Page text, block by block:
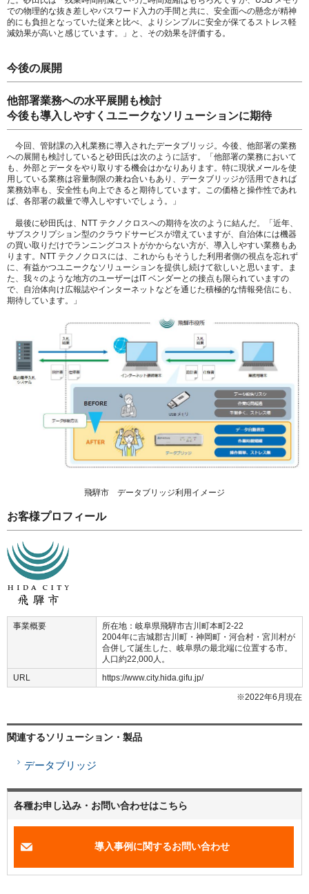
での物理的な抜き差しやパスワード入力の手間と共に、安全面への懸念が精神
的にも負担となっていた従来と比べ、よりシンプルに安全が保てるストレス軽
減効果が高いと感じています。」と、その効果を評価する。
今後の展開
他部署業務への水平展開も検討
今後も導入しやすくユニークなソリューションに期待
今回、管財課の入札業務に導入されたデータブリッジ。今後、他部署の業務
への展開も検討していると砂田氏は次のように話す。「他部署の業務において
も、外部とデータをやり取りする機会はかなりあります。特に現状メールを使
用している業務は容量制限の兼ね合いもあり、データブリッジが活用できれば
業務効率も、安全性も向上できると期待しています。この価格と操作性であれ
ば、各部署の裁量で導入しやすいでしょう。」
最後に砂田氏は、NTT テクノクロスへの期待を次のように結んだ。「近年、
サブスクリプション型のクラウドサービスが増えていますが、自治体には機器
の買い取りだけでランニングコストがかからない方が、導入しやすい業務もあ
ります。NTT テクノクロスには、これからもそうした利用者側の視点を忘れず
に、有益かつユニークなソリューションを提供し続けて欲しいと思います。ま
た、我々のような地方のユーザーはIT ベンダーとの接点も限られていますの
で、自治体向け広報誌やインターネットなどを通じた積極的な情報発信にも、
期待しています。」
飛騨市 データブリッジ利用イメージ
お客様プロフィール
事業概要
所在地：岐阜県飛騨市古川町本町2-22
2004年に吉城郡古川町・神岡町・河合村・宮川村が
合併して誕生した、岐阜県の最北端に位置する市。
人口約22,000人。
URL
https://www.city.hida.gifu.jp/
※2022年6月現在
関連するソリューション・製品
データブリッジ
各種お申し込み・お問い合わせはこちら
導入事例に関するお問い合わせ